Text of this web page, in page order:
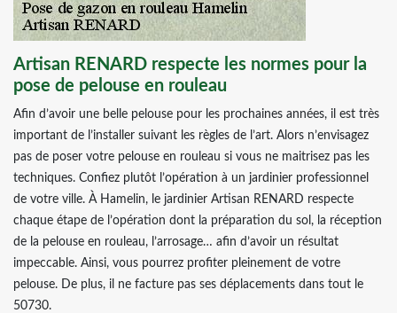
Artisan RENARD respecte les normes pour la
pose de pelouse en rouleau
Afin d’avoir une belle pelouse pour les prochaines années, il est très
important de l’installer suivant les règles de l’art. Alors n’envisagez
pas de poser votre pelouse en rouleau si vous ne maitrisez pas les
techniques. Confiez plutôt l’opération à un jardinier professionnel
de votre ville. À Hamelin, le jardinier Artisan RENARD respecte
chaque étape de l’opération dont la préparation du sol, la réception
de la pelouse en rouleau, l’arrosage… afin d’avoir un résultat
impeccable. Ainsi, vous pourrez profiter pleinement de votre
pelouse. De plus, il ne facture pas ses déplacements dans tout le
50730.